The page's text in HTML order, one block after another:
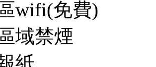
wifi(免費)
域禁煙
紙